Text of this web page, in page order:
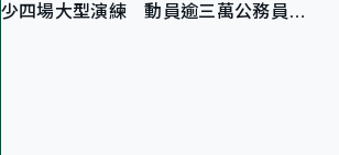
少四場大型演練 動員逾三萬公務員人